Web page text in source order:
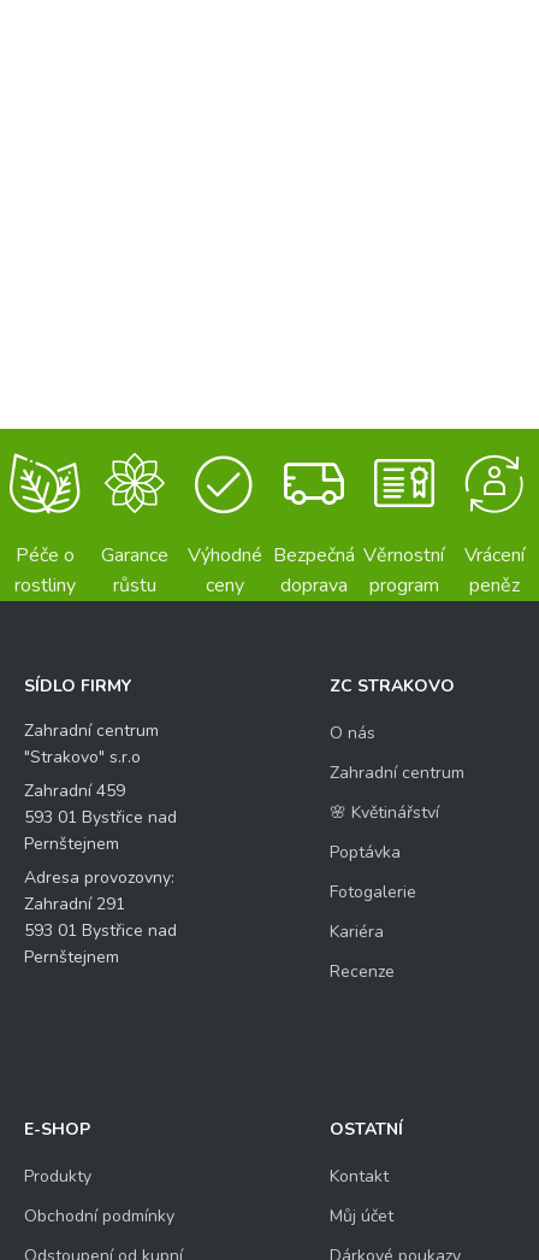
Péče o
rostliny
Garance
růstu
Výhodné
ceny
Bezpečná
doprava
Věrnostní
program
Vrácení
peněz
SÍDLO FIRMY
Zahradní centrum
"Strakovo" s.r.o
Zahradní 459
593 01 Bystřice nad
Pernštejnem
Adresa provozovny:
Zahradní 291
593 01 Bystřice nad
Pernštejnem
ZC STRAKOVO
O nás
Zahradní centrum
🌸 Květinářství
Poptávka
Fotogalerie
Kariéra
Recenze
E-SHOP
Produkty
Obchodní podmínky
Odstoupení od kupní
OSTATNÍ
Kontakt
Můj účet
Dárkové poukazy